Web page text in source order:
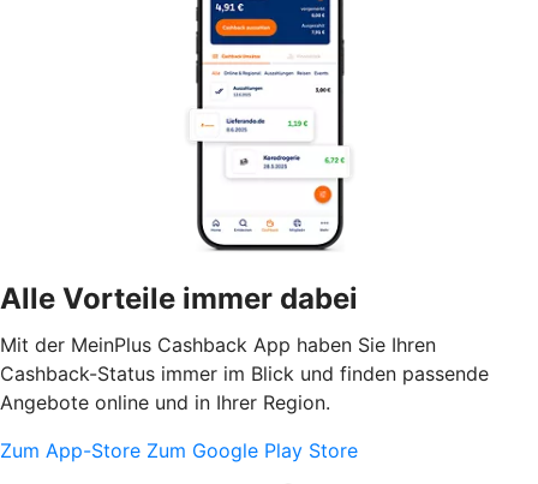
Alle Vorteile immer dabei
Mit der MeinPlus Cashback App haben Sie Ihren
Cashback-Status immer im Blick und finden passende
Angebote online und in Ihrer Region.
Zum App-Store Zum Google Play Store